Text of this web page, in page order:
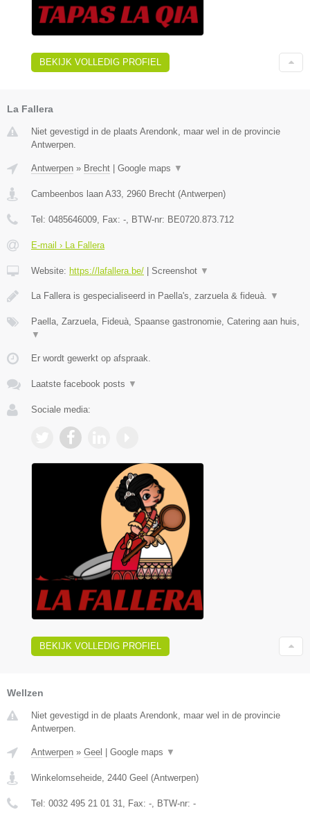
BEKIJK VOLLEDIG PROFIEL
La Fallera
Niet gevestigd in de plaats Arendonk, maar wel in de provincie
Antwerpen.
Antwerpen » Brecht Google maps ▼
Cambeenbos laan A33, 2960 Brecht (Antwerpen)
Tel: 0485646009, Fax: -, BTW-nr: BE0720.873.712
E-mail › La Fallera
Website: https://lafallera.be/ Screenshot ▼
La Fallera is gespecialiseerd in Paella's, zarzuela & fideuà. ▼
Paella, Zarzuela, Fideuà, Spaanse gastronomie, Catering aan huis,
▼
Er wordt gewerkt op afspraak.
Laatste facebook posts ▼
Sociale media:
BEKIJK VOLLEDIG PROFIEL
Wellzen
Niet gevestigd in de plaats Arendonk, maar wel in de provincie
Antwerpen.
Antwerpen » Geel Google maps ▼
Winkelomseheide, 2440 Geel (Antwerpen)
Tel: 0032 495 21 01 31, Fax: -, BTW-nr: -